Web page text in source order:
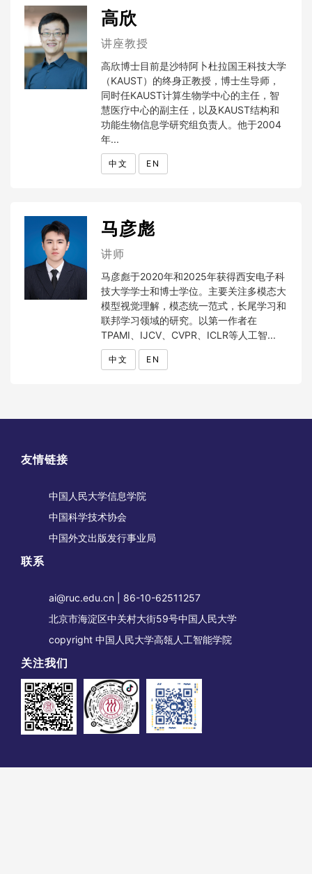
高欣
讲座教授
高欣博士目前是沙特阿卜杜拉国王科技大学
（KAUST）的终身正教授，博士生导师，
同时任KAUST计算生物学中心的主任，智
慧医疗中心的副主任，以及KAUST结构和
功能生物信息学研究组负责人。他于2004
年...
中文 EN
马彦彪
讲师
马彦彪于2020年和2025年获得西安电子科
技大学学士和博士学位。主要关注多模态大
模型视觉理解，模态统一范式，长尾学习和
联邦学习领域的研究。以第一作者在
TPAMI、IJCV、CVPR、ICLR等人工智...
中文 EN
友情链接
中国人民大学信息学院
中国科学技术协会
中国外文出版发行事业局
联系
ai@ruc.edu.cn | 86-10-62511257
北京市海淀区中关村大街59号中国人民大学
copyright 中国人民大学高瓴人工智能学院
关注我们